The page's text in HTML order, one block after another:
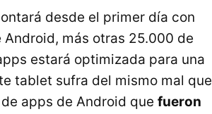
desde el primer día con
más otras 25.000 de
estará optimizada para una
tablet sufra del mismo mal que
apps de Android que fueron